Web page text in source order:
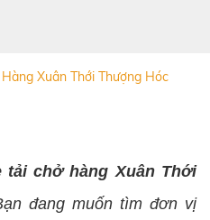
Xuân Thới Thượng Hóc
tải chở hàng Xuân Thới
đang muốn tìm đơn vị